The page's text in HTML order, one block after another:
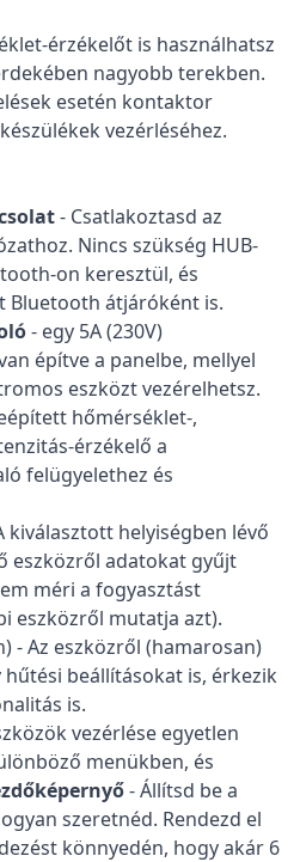
érzékelőt is használhatsz
nagyobb terekben.
esetén kontaktor
vezérléséhez.
- Csatlakoztasd az
Nincs szükség HUB-
on keresztül, és
Bluetooth átjáróként is.
- egy 5A (230V)
építve a panelbe, mellyel
eszközt vezérelhetsz.
hőmérséklet-,
érzékelő a
felügyelethez és
kiválasztott helyiségben lévő
eszközről adatokat gyűjt
méri a fogyasztást
eszközről mutatja azt).
- Az eszközről (hamarosan)
beállításokat is, érkezik
is.
vezérlése egyetlen
menükben, és
- Állítsd be a
szeretnéd. Rendezd el
könnyedén, hogy akár 6